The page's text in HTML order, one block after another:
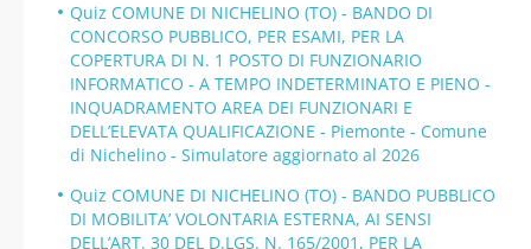
Quiz COMUNE DI NICHELINO (TO) - BANDO DI
CONCORSO PUBBLICO, PER ESAMI, PER LA
COPERTURA DI N. 1 POSTO DI FUNZIONARIO
INFORMATICO - A TEMPO INDETERMINATO E PIENO -
INQUADRAMENTO AREA DEI FUNZIONARI E
DELL’ELEVATA QUALIFICAZIONE - Piemonte - Comune
di Nichelino - Simulatore aggiornato al 2026
Quiz COMUNE DI NICHELINO (TO) - BANDO PUBBLICO
DI MOBILITA’ VOLONTARIA ESTERNA, AI SENSI
DELL’ART. 30 DEL D.LGS. N. 165/2001, PER LA